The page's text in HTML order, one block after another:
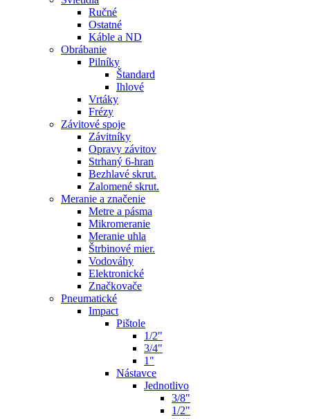
Ručné
Ostatné
Káble a ND
Obrábanie
Pilníky
Štandard
Ihlové
Vrtáky
Frézy
Závitové spoje
Závitníky
Opravy závitov
Strhaný 6-hran
Bezhlavé skrut.
Zalomené skrut.
Meranie a značenie
Metre a pásma
Mikromeranie
Meranie uhla
Štrbinové mier.
Vodováhy
Elektronické
Značkovače
Pneumatické
Impact
Pištole
1/2"
3/4"
1"
Nástavce
Jednotlivo
3/8"
1/2"